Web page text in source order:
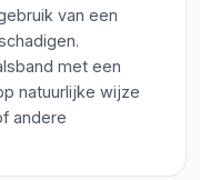
van een
met een
natuurlijke wijze
andere